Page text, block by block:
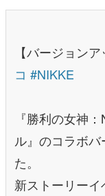
【バージョン
コ #NIKKE
『勝利の女神
ル』のコラボ
た。
新ストーリー